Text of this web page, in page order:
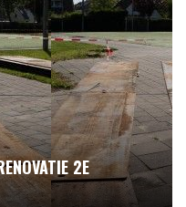
2E